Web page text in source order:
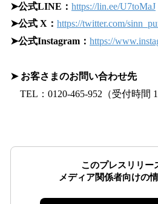
➤公式LINE： https://lin.ee/U7toMaJ
➤公式 X： https://twitter.com/
➤公式Instagram： https://
➤ お客さまのお問い合わせ先
TEL：0120-465-952（受付時間
このプレスリリー
メディア関係者向けの